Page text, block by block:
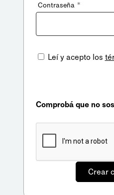
Contraseña *
Leí y acepto los
Comprobá que no